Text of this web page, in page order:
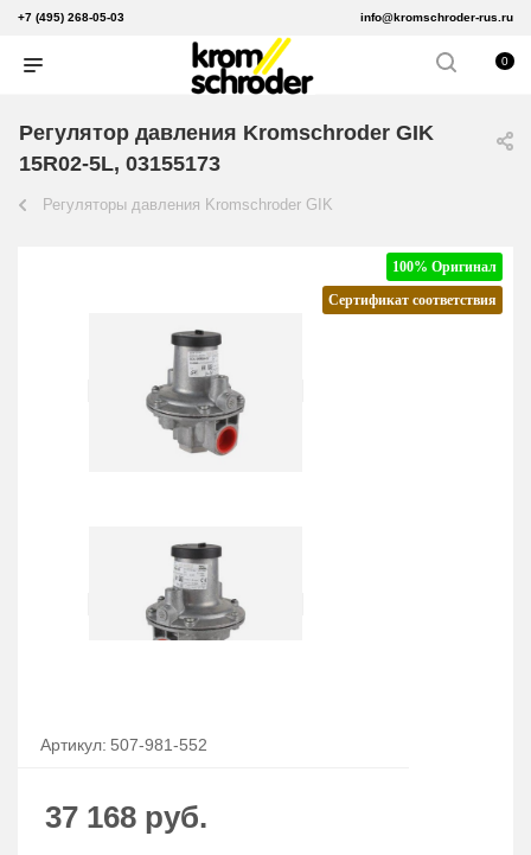
+7 (495) 268-05-03 info@kromschroder-rus.ru
0
Регулятор давления Kromschroder GIK
15R02-5L, 03155173
Регуляторы давления Kromschroder GIK
100% Оригинал
Сертификат соответствия
Артикул: 507-981-552
37 168 руб.